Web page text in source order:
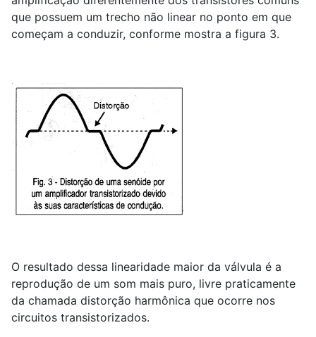
que possuem um trecho não linear no ponto em que
começam a conduzir, conforme mostra a figura 3.
O resultado dessa linearidade maior da válvula é a
reprodução de um som mais puro, livre praticamente
da chamada distorção harmônica que ocorre nos
circuitos transistorizados.